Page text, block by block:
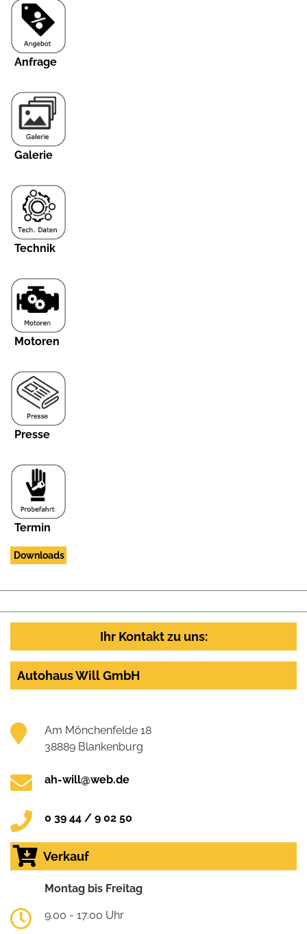
Anfrage
Galerie
Technik
Motoren
Presse
Termin
Downloads
Ihr Kontakt zu uns:
Autohaus Will GmbH
Am Mönchenfelde 18
38889 Blankenburg
ah-will@web.de
0 39 44 / 9 02 50
Verkauf
Montag bis Freitag
9.00 - 17.00 Uhr